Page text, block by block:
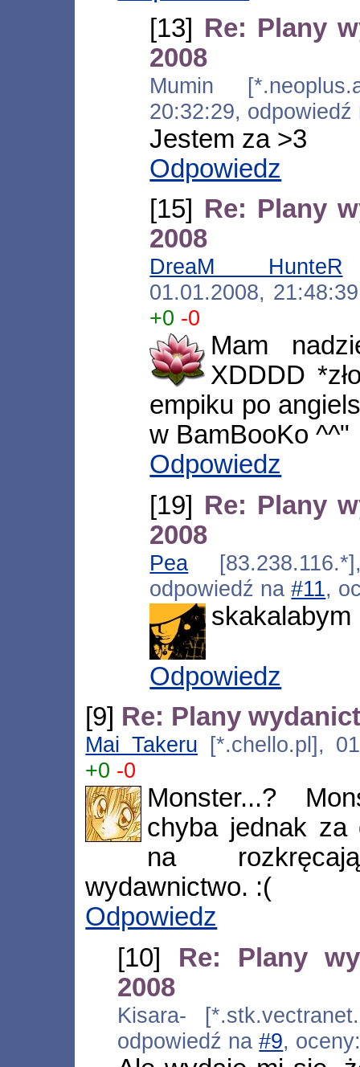
[13] Re: Plany
2008
Mumin
20:32:29,
Jestem za >3
Odpowiedz
[15] Re: Plany
2008
DreaM HunteR
01.01.2008,
+0 -0
Mam
XDDDD
empiku po
w BamBooKo ^^"
Odpowiedz
[19] Re: Plany
2008
Pea
odpowiedź na#11,
skakalabym
Odpowiedz
[9] Re: Plany
Mai Takeru [*.chello.pl],
+0 -0
Monster...?
chyba jednak
na
wydawnictwo. :(
Odpowiedz
[10] Re: Plany
2008
Kisara-
odpowiedź na#9,